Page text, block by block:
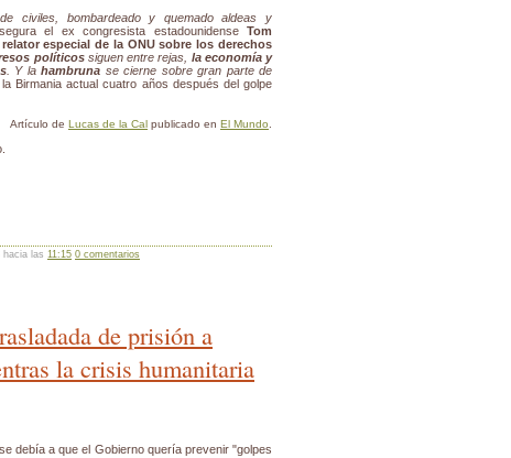
civiles, bombardeado y quemado aldeas y
el ex congresista estadounidense Tom
relator especial de la ONU sobre los derechos
políticossiguen entre rejas, la economía y
. Y lahambruna se cierne sobre gran parte de
Birmania actual cuatro años después del golpe
Artículo de Lucas de la Cal publicado en El Mundo
hacia las 11:15 0 comentarios
de prisión a
la crisis humanitaria
debía a que el Gobierno quería prevenir "golpes